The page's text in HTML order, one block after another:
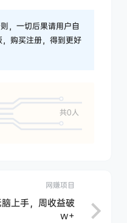
，一切后果请用户自
购买注册，得到更好
共0人
网赚项目
上手，周收益破
w+